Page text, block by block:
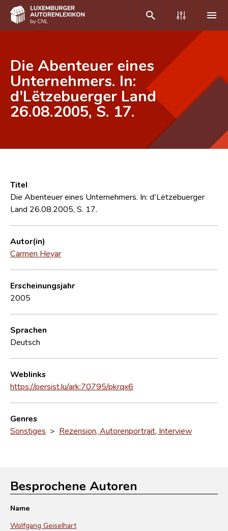
DE FR
Home
Autor(inn)en A-Z
Forschungsgruppe
Die Abenteuer eines
Unternehmers. In:
d'Lëtzebuerger Land
26.08.2005, S. 17.
Titel
Die Abenteuer eines Unternehmers. In: d'Lëtzebuerger
Land 26.08.2005, S. 17.
Autor(in)
Carmen Heyar
Erscheinungsjahr
2005
Sprachen
Deutsch
Weblinks
https://persist.lu/ark:70795/pkrqx6
Genres
Sonstiges > Rezension, Autorenportrait, Interview
Besprochene Autoren
Name
Wolfgang Geiselhart